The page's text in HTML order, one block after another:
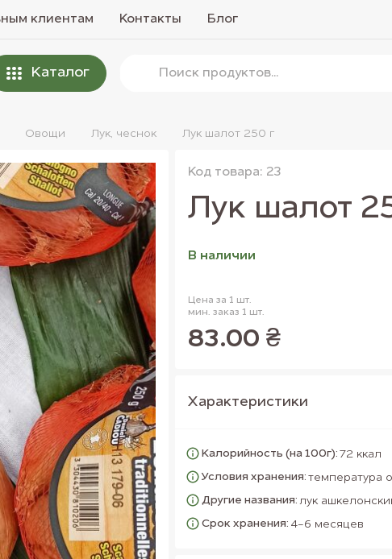
клиентам Контакты Блог
Каталог
Овощи Лук, чеснок Лук шалот 250 г
Лук шалот
Код товара: 23
В наличии
Цена за 1 шт.
мин. заказ 1 шт.
83.00 ₴
Характеристики
Калорийность (на 100г): 72 ккал
Условия хранения: температура
Другие названия: лук
Срок хранения: 4-6 месяцев